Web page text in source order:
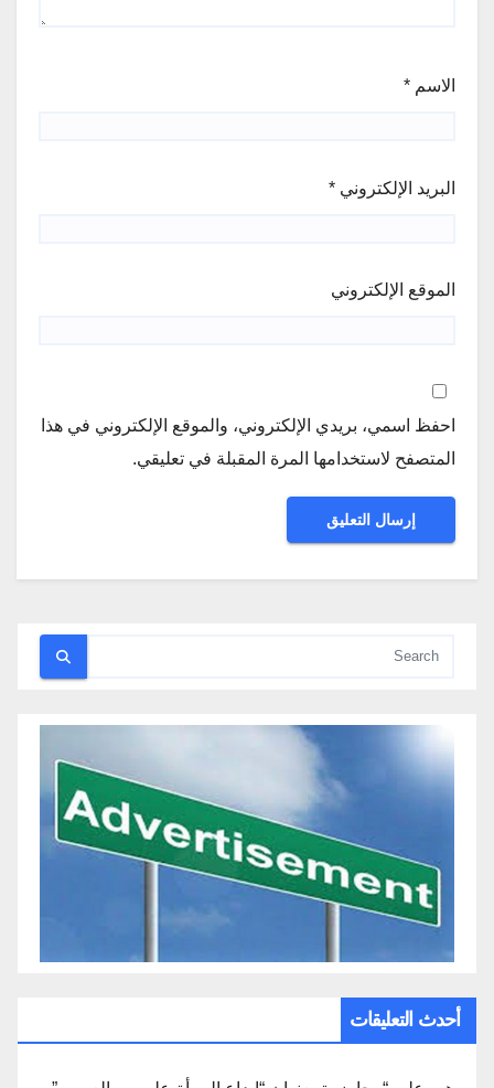
الاسم *
البريد الإلكتروني *
الموقع الإلكتروني
احفظ اسمي، بريدي الإلكتروني، والموقع الإلكتروني في هذا
المتصفح لاستخدامها المرة المقبلة في تعليقي.
أحدث التعليقات